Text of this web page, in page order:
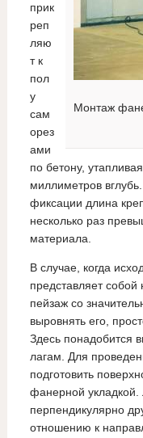
Монтаж
прик
реп
ляю
т к
пол
у
сам
орез
ами
по бетону,
миллиметров
фиксации длина
несколько раз
материала.
В случае, когда
представляет
пейзаж со
выровнять его,
Здесь понадобится
лагам. Для
подготовить
фанерной укладкой.
перпендикулярно
отношению к